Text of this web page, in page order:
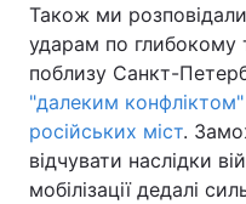
Також ми
ударам по глибокому
поблизу Санкт-
"далеким
російських міст.
відчувати наслідки
мобілізації дедалі